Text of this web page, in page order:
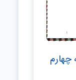
چهارم